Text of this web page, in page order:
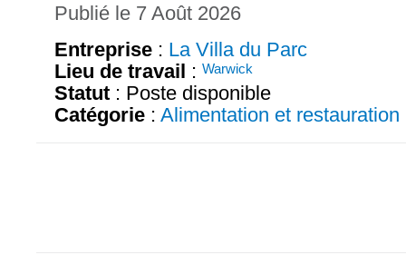
Publié le 7 Août 2026
Entreprise : La Villa du Parc
Lieu de travail : Warwick
Statut : Poste disponible
Catégorie : Alimentation et restauration